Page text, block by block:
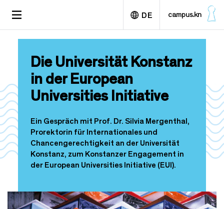
m
n
h
l
t
TOGGLE
DE campus.kn
Die Universität Konstanz
in der European
Universities Initiative
Ein Gespräch mit Prof. Dr. Silvia Mergenthal,
Prorektorin für Internationales und
Chancengerechtigkeit an der Universität
Konstanz, zum Konstanzer Engagement in
der European Universities Initiative (EUI).